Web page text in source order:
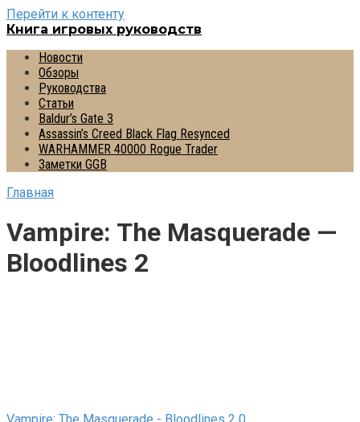
Перейти к контенту
Книга игровых руководств
Новости
Обзоры
Руководства
Статьи
Baldur’s Gate 3
Assassin’s Creed Black Flag Resynced
WARHAMMER 40000 Rogue Trader
Заметки GGB
Главная
Vampire: The Masquerade —
Bloodlines 2